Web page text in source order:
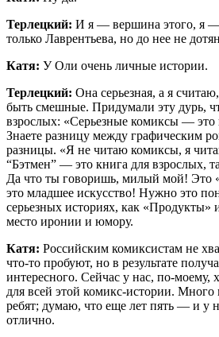
Терлецкий: И я — вершина этого, я
только Лаврентьева, но до нее не
Катя: У Оли очень личные истории.
Терлецкий: Она серьезная, а я
быть смешные. Придумали эту дурь,
взрослых: «Серьезные комиксы — это
Знаете разницу между графическим
разницы. «Я не читаю комиксы, я
“Бэтмен” — это книга для взрослых,
Да что ты говоришь, милый мой!
это младшее искусство! Нужно это
серьезных историях, как «Продукты»
место иронии и юмору.
Катя: Российским комиксистам не
что-то пробуют, но в результате
интересного. Сейчас у нас, по-моему,
для всей этой комикс-истории.
ребят; думаю, что еще лет пять — и у
отлично.